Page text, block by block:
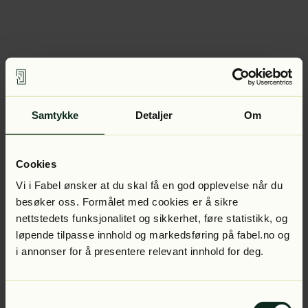
Samtykke Detaljer Om
Cookies
Vi i Fabel ønsker at du skal få en god opplevelse når du
besøker oss. Formålet med cookies er å sikre
nettstedets funksjonalitet og sikkerhet, føre statistikk, og
løpende tilpasse innhold og markedsføring på fabel.no og
i annonser for å presentere relevant innhold for deg.